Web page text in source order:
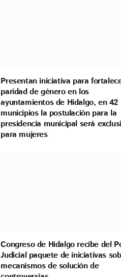
Presentan iniciativa para
paridad de género en los
ayuntamientos de Hidalgo, en 42
municipios la postulación para la
presidencia municipal será
para mujeres
Congreso de Hidalgo recibe del
Judicial paquete de iniciativas
mecanismos de solución de